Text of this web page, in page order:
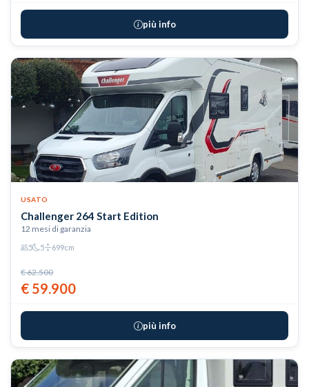
più info
USATO
Challenger 264 Start Edition
12 mesi di garanzia
5 5 699cm
€ 62.500
€ 59.900
più info